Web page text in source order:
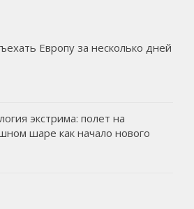
Европу за несколько дней
экстрима: полет на
шаре как начало нового